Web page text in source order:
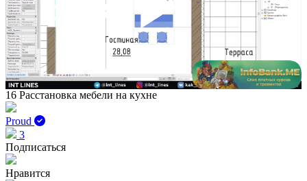
Play
16 Расстановка мебели на кухне
Proud
3
Подписаться
Нравится